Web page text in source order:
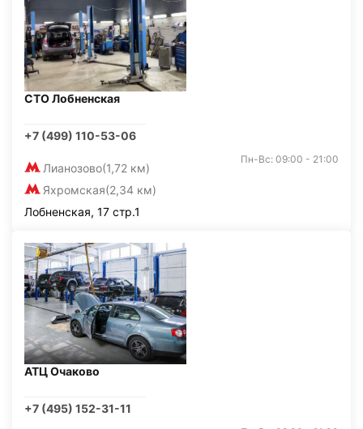
СТО Лобненская
+7 (499) 110-53-06
Лианозово(1,72 км)
Яхромская(2,34 км)
Пн-Вс: 09:00 - 21:00
Лобненская, 17 стр.1
АТЦ Очаково
+7 (495) 152-31-11